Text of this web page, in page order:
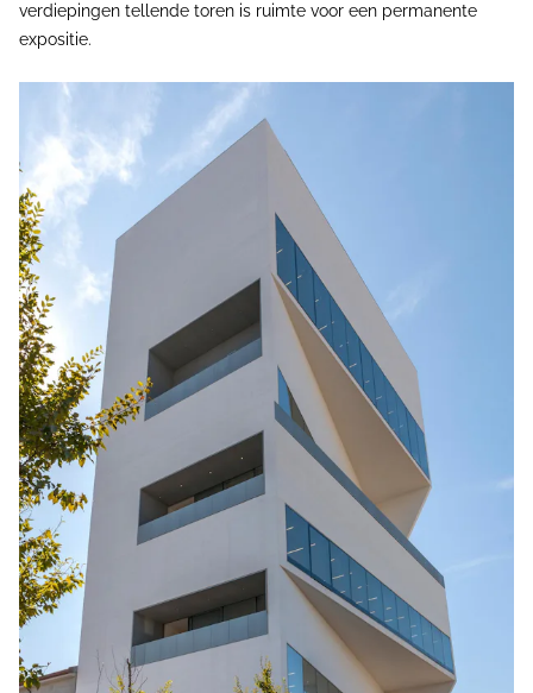
verdiepingen tellende toren is ruimte voor een permanente
expositie.